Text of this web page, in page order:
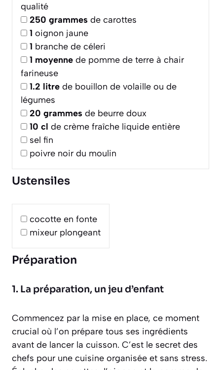
qualité
250 grammes de carottes
1 oignon jaune
1 branche de céleri
1 moyenne de pomme de terre à chair
farineuse
1.2 litre de bouillon de volaille ou de
légumes
20 grammes de beurre doux
10 cl de crème fraîche liquide entière
sel fin
poivre noir du moulin
Ustensiles
cocotte en fonte
mixeur plongeant
Préparation
1. La préparation, un jeu d’enfant
Commencez par la mise en place, ce moment
crucial où l’on prépare tous ses ingrédients
avant de lancer la cuisson. C’est le secret des
chefs pour une cuisine organisée et sans stress.